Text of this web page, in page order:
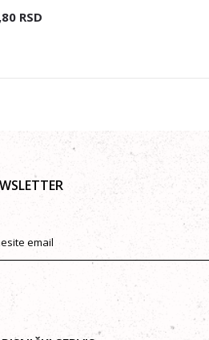
RSD